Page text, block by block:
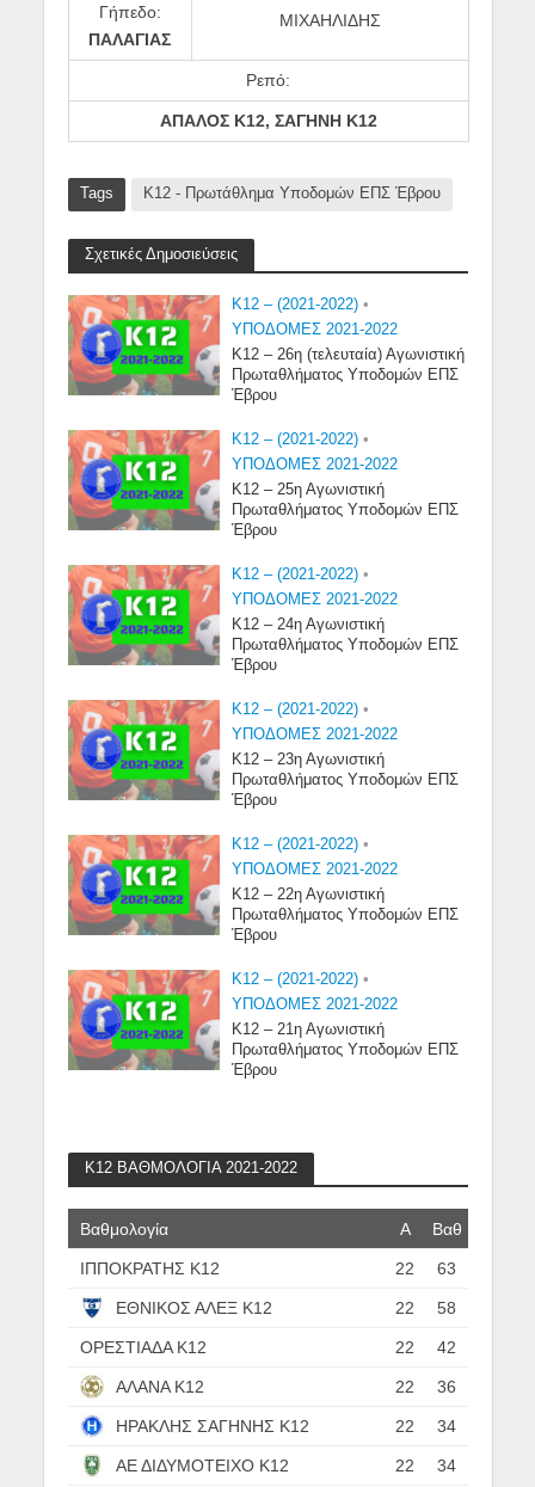
Γήπεδο:
ΠΑΛΑΓΙΑΣ
ΜΙΧΑΗΛΙΔΗΣ
Ρεπό:
ΑΠΑΛΟΣ Κ12, ΣΑΓΗΝΗ Κ12
Tags Κ12 - Πρωτάθλημα Υποδομών ΕΠΣ Έβρου
Σχετικές Δημοσιεύσεις
K12 – (2021-2022) •
ΥΠΟΔΟΜΕΣ 2021-2022
Κ12 – 26η (τελευταία) Αγωνιστική
Πρωταθλήματος Υποδομών ΕΠΣ
Έβρου
K12 – (2021-2022) •
ΥΠΟΔΟΜΕΣ 2021-2022
Κ12 – 25η Αγωνιστική
Πρωταθλήματος Υποδομών ΕΠΣ
Έβρου
K12 – (2021-2022) •
ΥΠΟΔΟΜΕΣ 2021-2022
Κ12 – 24η Αγωνιστική
Πρωταθλήματος Υποδομών ΕΠΣ
Έβρου
K12 – (2021-2022) •
ΥΠΟΔΟΜΕΣ 2021-2022
Κ12 – 23η Αγωνιστική
Πρωταθλήματος Υποδομών ΕΠΣ
Έβρου
K12 – (2021-2022) •
ΥΠΟΔΟΜΕΣ 2021-2022
Κ12 – 22η Αγωνιστική
Πρωταθλήματος Υποδομών ΕΠΣ
Έβρου
K12 – (2021-2022) •
ΥΠΟΔΟΜΕΣ 2021-2022
Κ12 – 21η Αγωνιστική
Πρωταθλήματος Υποδομών ΕΠΣ
Έβρου
Κ12 ΒΑΘΜΟΛΟΓΙΑ 2021-2022
Βαθμολογία Α Βαθ
ΙΠΠΟΚΡΑΤΗΣ Κ12 22 63
ΕΘΝΙΚΟΣ ΑΛΕΞ Κ12 22 58
ΟΡΕΣΤΙΑΔΑ Κ12 22 42
ΑΛΑΝΑ Κ12 22 36
ΗΡΑΚΛΗΣ ΣΑΓΗΝΗΣ Κ12 22 34
ΑΕ ΔΙΔΥΜΟΤΕΙΧΟ Κ12 22 34